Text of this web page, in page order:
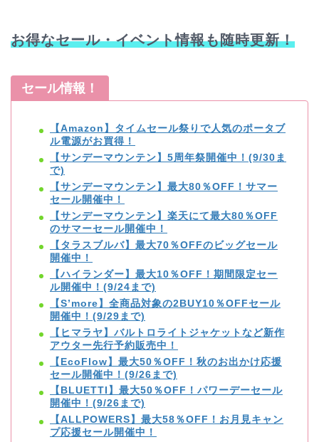
お得なセール・イベント情報も随時更新！
セール情報！
【Amazon】タイムセール祭りで人気のポータブ
ル電源がお買得！
【サンデーマウンテン】5周年祭開催中！(9/30ま
で)
【サンデーマウンテン】最大80％OFF！サマー
セール開催中！
【サンデーマウンテン】楽天にて最大80％OFF
のサマーセール開催中！
【タラスブルバ】最大70％OFFのビッグセール
開催中！
【ハイランダー】最大10％OFF！期間限定セー
ル開催中！(9/24まで)
【S’more】全商品対象の2BUY10％OFFセール
開催中！(9/29まで)
【ヒマラヤ】バルトロライトジャケットなど新作
アウター先行予約販売中！
【EcoFlow】最大50％OFF！秋のお出かけ応援
セール開催中！(9/26まで)
【BLUETTI】最大50％OFF！パワーデーセール
開催中！(9/26まで)
【ALLPOWERS】最大58％OFF！お月見キャン
プ応援セール開催中！